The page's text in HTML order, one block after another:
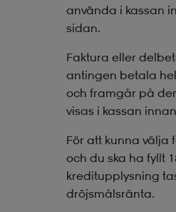
använda i kassan
sidan.
Faktura eller
antingen betala
och framgår på
visas i kassan
För att kunna välja
och du ska ha fyllt
kreditupplysning
dröjsmålsränta.